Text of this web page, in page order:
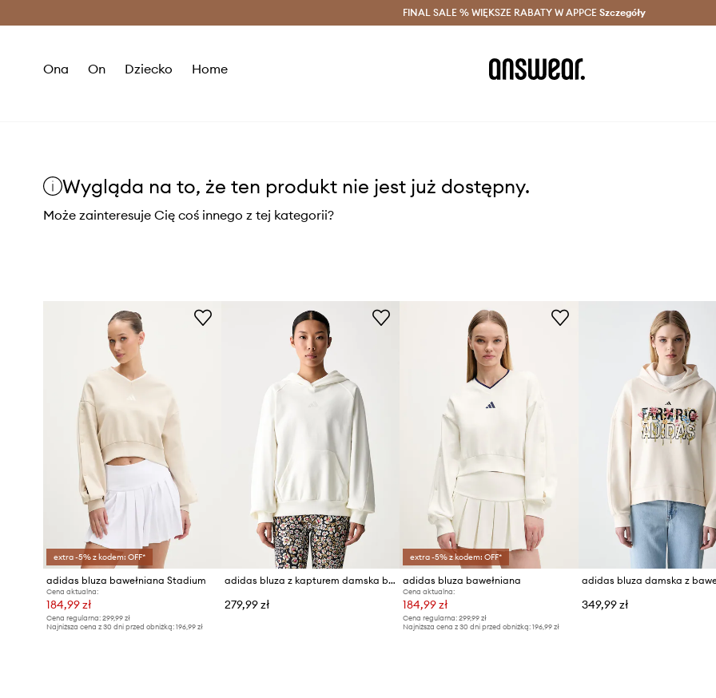
Oszczędzaj z Answear Club > Dostawa nawet w 24h >
FINAL SALE % WIĘKSZE RABATY W APPCE Szczegóły
Ona On Dziecko Home
Wygląda na to, że ten produkt nie jest już dostępny.
Może zainteresuje Cię coś innego z tej kategorii?
extra -5% z kodem: OFF*
adidas bluza bawełniana Stadium
Cena aktualna:
184,99 zł
Cena regularna: 299,99 zł
Najniższa cena z 30 dni przed obniżką: 196,99 zł
adidas bluza z kapturem damska bawełniana
279,99 zł
extra -5% z kodem: OFF*
adidas bluza bawełniana
Cena aktualna:
184,99 zł
Cena regularna: 299,99 zł
Najniższa cena z 30 dni przed obniżką: 196,99 zł
349,99 zł